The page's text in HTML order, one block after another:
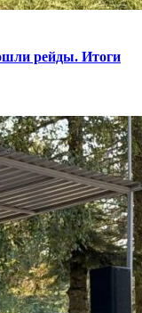
рейды. Итоги